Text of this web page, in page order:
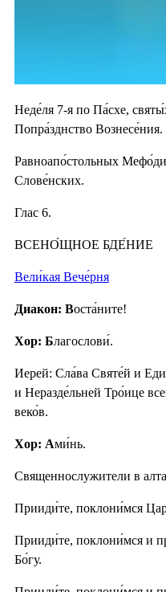
Неде́ля 7-я по Па́схе,
Попра́зднство Вознесе́ния.
Равноапо́стольных
Слове́нских.
Глас 6.
ВСЕНО́ЩНОЕ БДЕ́НИЕ
Вели́кая Вече́рня
Диакон: Воста́ните!
Хор: Благослови́.
Иерей: Сла́ва Святе́й и
и Неразде́льней Тро́ице
веко́в.
Хор: Ами́нь.
Священнослужители в
Прииди́те, поклони́мся
Прииди́те, поклони́мся и
Бо́гу.